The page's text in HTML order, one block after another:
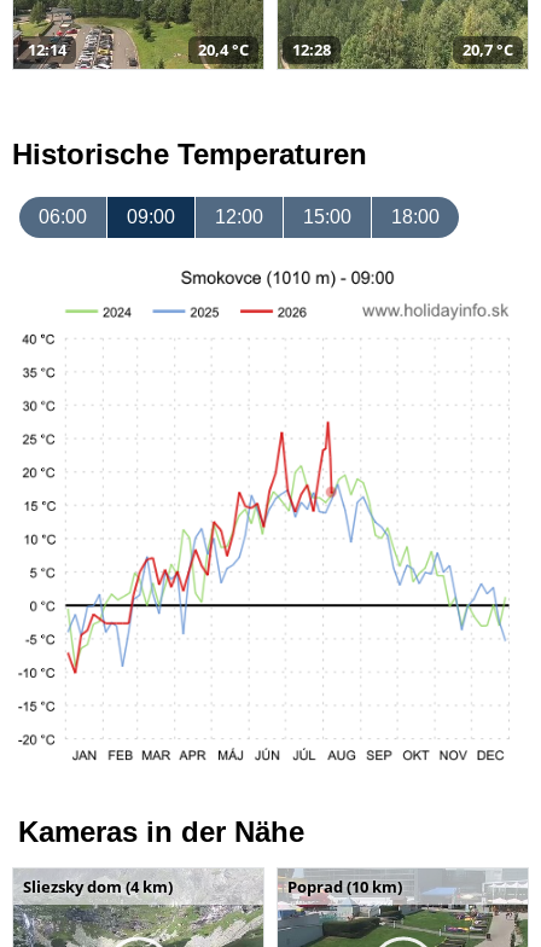
12:14 20,4 °C 12:28 20,7 °C
Historische Temperaturen
06:00 09:00 12:00 15:00 18:00
Kameras in der Nähe
Sliezsky dom (4 km) Poprad (10 km)